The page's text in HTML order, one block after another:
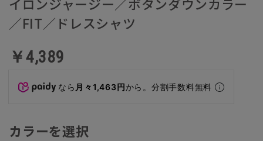
／FIT／ドレスシャツ
￥4,389
なら 月々1,463円から。分割手数料無料
カラーを選択